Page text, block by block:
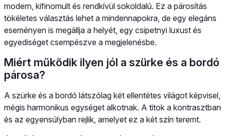
modern, kifinomult és rendkívül sokoldalú. Ez a párosítás
tökéletes választás lehet a mindennapokra, de egy elegáns
eseményen is megállja a helyét, egy csipetnyi luxust és
egyediséget csempészve a megjelenésbe.
Miért működik ilyen jól a szürke és a bordó
párosa?
A szürke és a bordó látszólag két ellentétes világot képvisel,
mégis harmonikus egységet alkotnak. A titok a kontrasztban
és az egyensúlyban rejlik, amelyet ez a két szín teremt.